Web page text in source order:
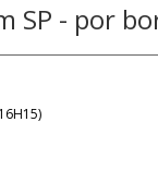
SP - por
)